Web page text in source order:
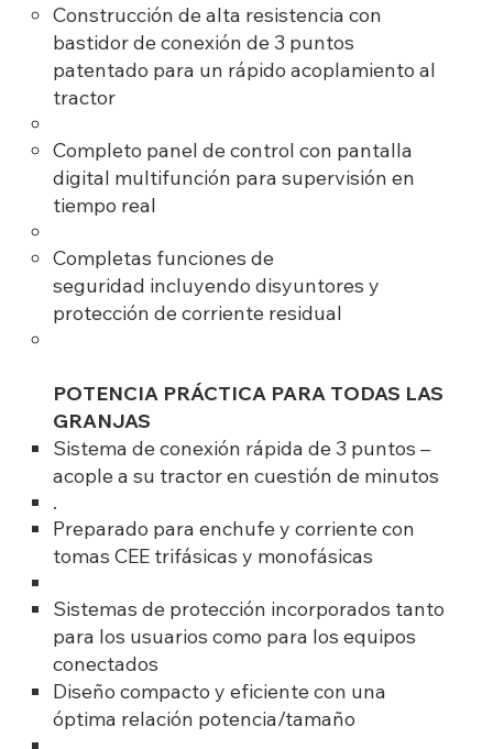
Construcción de alta resistencia con
bastidor de conexión de 3 puntos
patentado para un rápido acoplamiento al
tractor
Completo panel de control con pantalla
digital multifunción para supervisión en
tiempo real
Completas funciones de
seguridad incluyendo disyuntores y
protección de corriente residual
POTENCIA PRÁCTICA PARA TODAS LAS
GRANJAS
Sistema de conexión rápida de 3 puntos –
acople a su tractor en cuestión de minutos
.
Preparado para enchufe y corriente con
tomas CEE trifásicas y monofásicas
Sistemas de protección incorporados tanto
para los usuarios como para los equipos
conectados
Diseño compacto y eficiente con una
óptima relación potencia/tamaño